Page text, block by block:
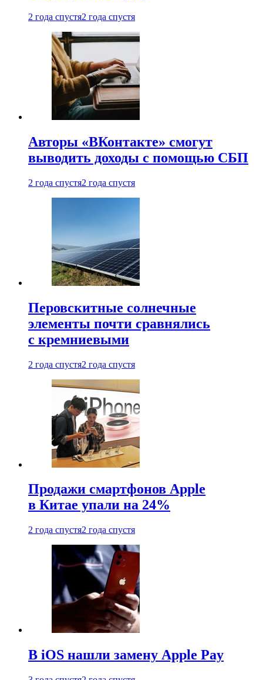
2 года спустя2 года спустя
Авторы «ВКонтакте» смогут
выводить доходы с помощью СБП
2 года спустя2 года спустя
Перовскитные солнечные
элементы почти сравнялись
с кремниевыми
2 года спустя2 года спустя
Продажи смартфонов Apple
в Китае упали на 24%
2 года спустя2 года спустя
В iOS нашли замену Apple Pay